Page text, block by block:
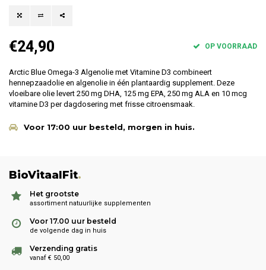
€24,90 OP VOORRAAD
Arctic Blue Omega-3 Algenolie met Vitamine D3 combineert
hennepzaadolie en algenolie in één plantaardig supplement. Deze
vloeibare olie levert 250 mg DHA, 125 mg EPA, 250 mg ALA en 10 mcg
vitamine D3 per dagdosering met frisse citroensmaak.
Voor 17:00 uur besteld, morgen in huis.
BioVitaalFit.
Het grootste
assortiment natuurlijke supplementen
Voor 17.00 uur besteld
de volgende dag in huis
Verzending gratis
vanaf € 50,00